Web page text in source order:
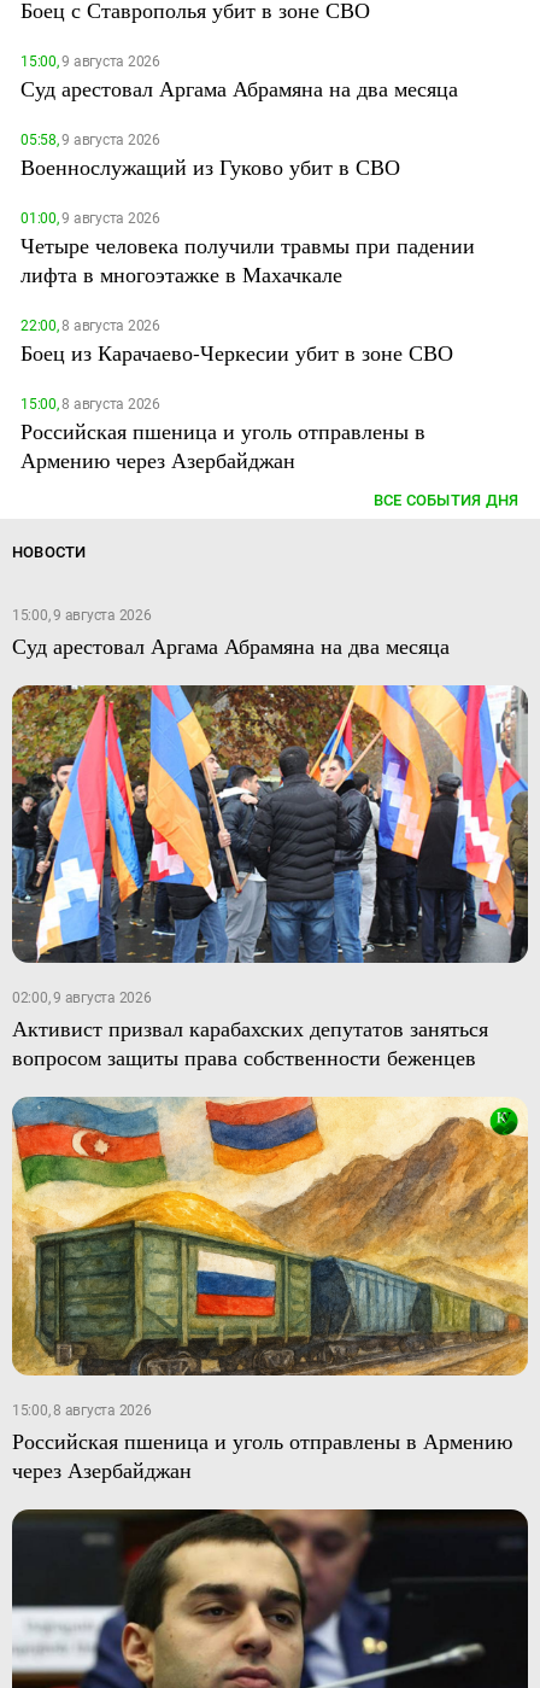
Боец с Ставрополья убит в зоне СВО
15:00,9 августа 2026
Суд арестовал Аргама Абрамяна на два месяца
05:58,9 августа 2026
Военнослужащий из Гуково убит в СВО
01:00,9 августа 2026
Четыре человека получили травмы при падении
лифта в многоэтажке в Махачкале
22:00,8 августа 2026
Боец из Карачаево-Черкесии убит в зоне СВО
15:00,8 августа 2026
Российская пшеница и уголь отправлены в
Армению через Азербайджан
ВСЕ СОБЫТИЯ ДНЯ
НОВОСТИ
15:00, 9 августа 2026
Суд арестовал Аргама Абрамяна на два месяца
02:00, 9 августа 2026
Активист призвал карабахских депутатов заняться
вопросом защиты права собственности беженцев
15:00, 8 августа 2026
Российская пшеница и уголь отправлены в Армению
через Азербайджан